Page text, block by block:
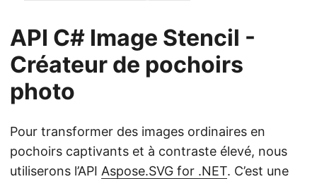
API C# Image Stencil -
Créateur de pochoirs
photo
Pour transformer des images ordinaires en
pochoirs captivants et à contraste élevé, nous
utiliserons l’API Aspose.SVG for .NET. C’est une